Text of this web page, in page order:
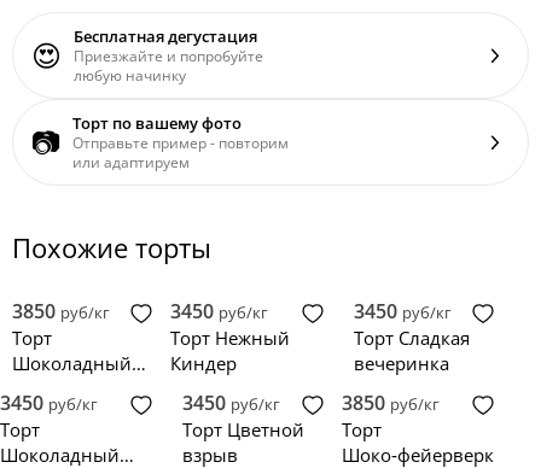
😍 Бесплатная дегустация
Приезжайте и попробуйте
любую начинку
📷 Торт по вашему фото
Отправьте пример - повторим
или адаптируем
Похожие торты
3850 руб/кг
Торт
Шоколадный
3450 руб/кг
Торт Нежный
Киндер
3450 руб/кг
Торт Сладкая
вечеринка
3450 руб/кг
Торт
Шоколадный
3450 руб/кг
Торт Цветной
взрыв
3850 руб/кг
Торт
Шоко‑фейерверк